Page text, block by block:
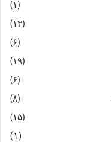
(۱)
(۱۳)
(۶)
(۱۹)
(۶)
(۸)
(۱۵)
(۱)